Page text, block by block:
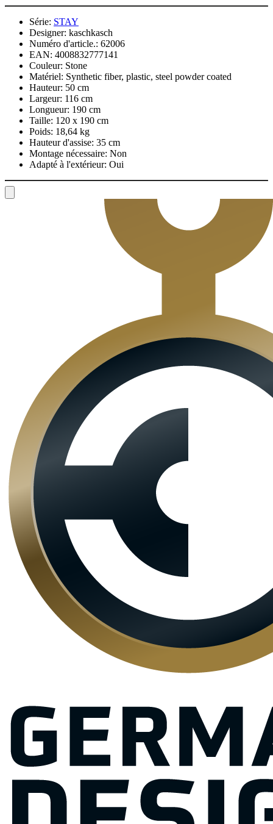
Série: STAY
Designer: kaschkasch
Numéro d'article.: 62006
EAN: 4008832777141
Couleur: Stone
Matériel: Synthetic fiber, plastic, steel powder coated
Hauteur: 50 cm
Largeur: 116 cm
Longueur: 190 cm
Taille: 120 x 190 cm
Poids: 18,64 kg
Hauteur d'assise: 35 cm
Montage nécessaire: Non
Adapté à l'extérieur: Oui